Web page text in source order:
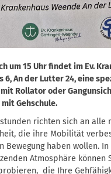
um 15 Uhr findet im Ev.
6, An der Lutter 24, eine
mit Rollator oder
Gehschule.
richten sich an alle
die ihre Mobilität
Bewegung haben wollen.
Atmosphäre können
die Ihre